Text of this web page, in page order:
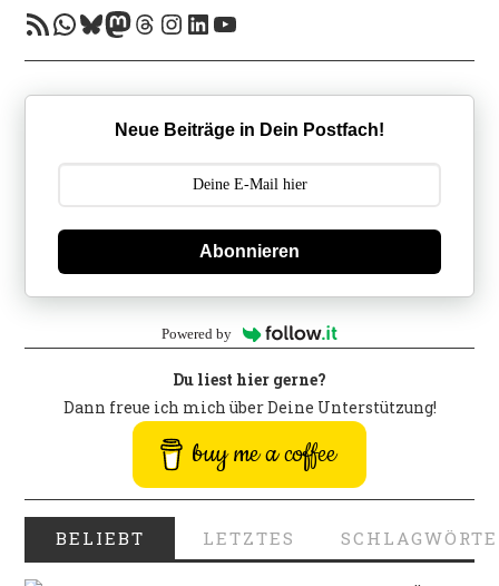
RSS-FeedWhatsApp
Bluesky
Mastodon
Threads
Instagram
LinkedIn
YouTube
Neue Beiträge in Dein Postfach!
Abonnieren
Powered by
Du liest hier gerne?
Dann freue ich mich über Deine Unterstützung!
buy me a coffee
BELIEBT LETZTES